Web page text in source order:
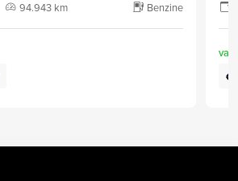
94.943 km Benzine
va.
€